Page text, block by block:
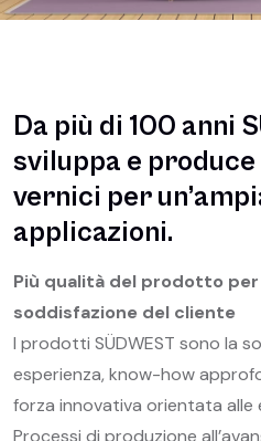
Da più di 100 anni
sviluppa e
vernici per
applicazioni.
Più qualità del prodotto per
soddisfazione del cliente
I prodotti SÜDWEST sono la
esperienza, know-how
forza innovativa orientata alle
Processi di produzione